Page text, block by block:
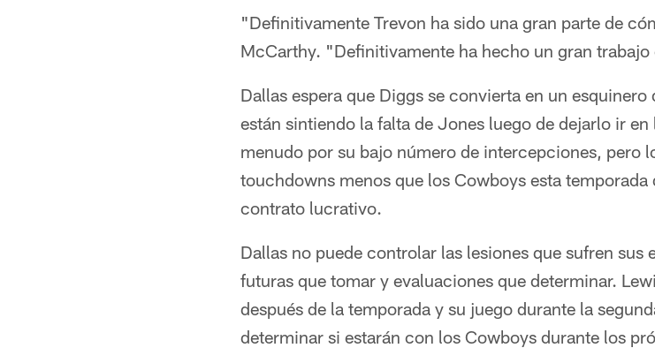
"Definitivamente Trevon ha sido una gran parte de
McCarthy. "Definitivamente ha hecho un gran
Dallas espera que Diggs se convierta en un
están sintiendo la falta de Jones luego de dejarlo ir
menudo por su bajo número de intercepciones, pero
touchdowns menos que los Cowboys esta
contrato lucrativo.
Dallas no puede controlar las lesiones que sufren sus
futuras que tomar y evaluaciones que determinar.
después de la temporada y su juego durante la
determinar si estarán con los Cowboys durante los